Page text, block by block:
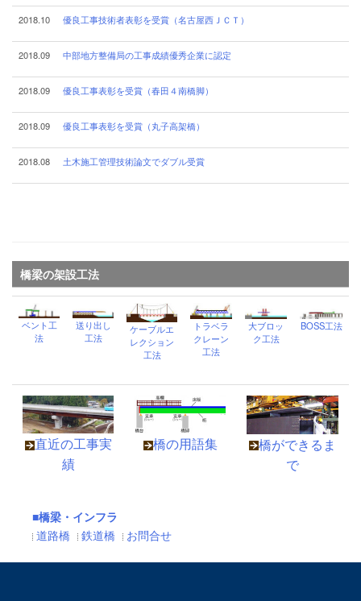
2018.10 優良工事技術者表彰を受賞（名古屋西ＪＣＴ）
2018.09 中部地方整備局の工事成績優秀企業に認定
2018.09 優良工事表彰を受賞（春田４南橋脚）
2018.09 優良工事表彰を受賞（丸子高架橋）
2018.08 土木施工管理技術論文でダブル受賞
橋梁の架設工法
ベント工
法
送り出し
工法
ケーブルエ
レクション
工法
トラベラ
クレーン
工法
大ブロッ
ク工法
BOSS工法
直近の工事実
績
橋の用語集
橋ができるま
で
■橋梁・インフラ
道路橋
鉄道橋 お問合せ